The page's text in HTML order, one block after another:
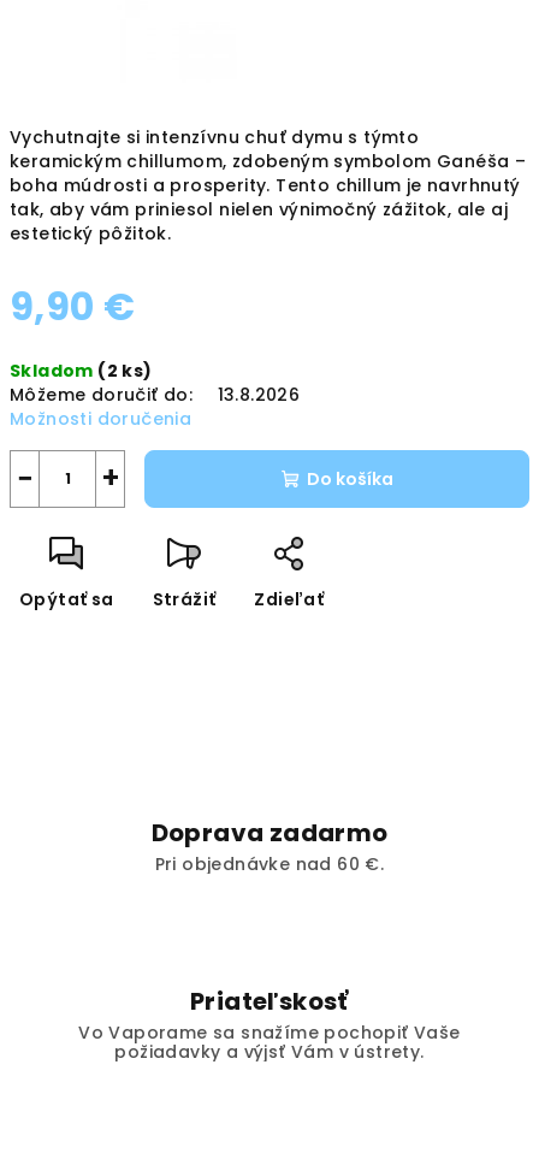
Vychutnajte si intenzívnu chuť dymu s týmto
keramickým chillumom, zdobeným symbolom Ganéša –
boha múdrosti a prosperity. Tento chillum je navrhnutý
tak, aby vám priniesol nielen výnimočný zážitok, ale aj
estetický pôžitok.
9,90 €
cena:
Skladom (2 ks)
Môžeme doručiť do:
13.8.2026
Možnosti doručenia
+
− Do košíka
Opýtať sa Strážiť Zdieľať
Doprava zadarmo
Pri objednávke nad 60 €.
Priateľskosť
Vo Vaporame sa snažíme pochopiť Vaše
požiadavky a výjsť Vám v ústrety.